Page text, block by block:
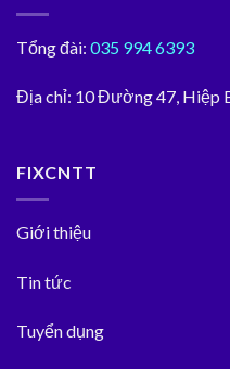
Tổng đài: 035 994 6393
Địa chỉ: 10 Đường 47, Hiệp
FIXCNTT
Giới thiệu
Tin tức
Tuyển dụng